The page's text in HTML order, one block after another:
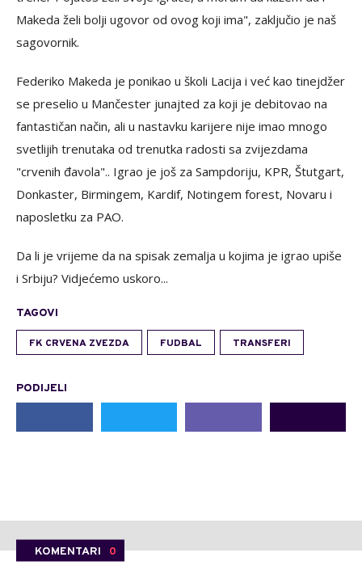
Makeda želi bolji ugovor od ovog koji ima", zaključio je naš
sagovornik.
Federiko Makeda je ponikao u školi Lacija i već kao tinejdžer
se preselio u Mančester junajted za koji je debitovao na
fantastičan način, ali u nastavku karijere nije imao mnogo
svetlijih trenutaka od trenutka radosti sa zvijezdama
"crvenih đavola".. Igrao je još za Sampdoriju, KPR, Štutgart,
Donkaster, Birmingem, Kardif, Notingem forest, Novaru i
naposletku za PAO.
Da li je vrijeme da na spisak zemalja u kojima je igrao upiše
i Srbiju? Vidjećemo uskoro...
TAGOVI
FK CRVENA ZVEZDA FUDBAL TRANSFERI
PODIJELI
KOMENTARI 0